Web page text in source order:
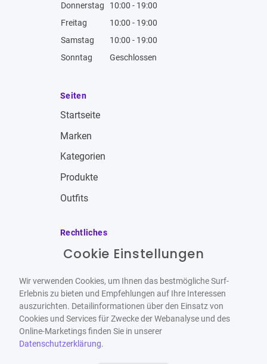
Donnerstag
10:00 - 19:00
Freitag
10:00 - 19:00
Samstag
10:00 - 19:00
Sonntag
Geschlossen
Seiten
Startseite
Marken
Kategorien
Produkte
Outfits
Rechtliches
Impressum
Datenschutzbestimmungen
Widerrufsbelehrung
Cookie Einstellungen
Wir verwenden Cookies, um Ihnen das bestmögliche Surf-
Erlebnis zu bieten und Empfehlungen auf Ihre Interessen
auszurichten. Detailinformationen über den Einsatz von
Cookies und Services für Zwecke der Webanalyse und des
Online-Marketings finden Sie in unserer
Datenschutzerklärung.